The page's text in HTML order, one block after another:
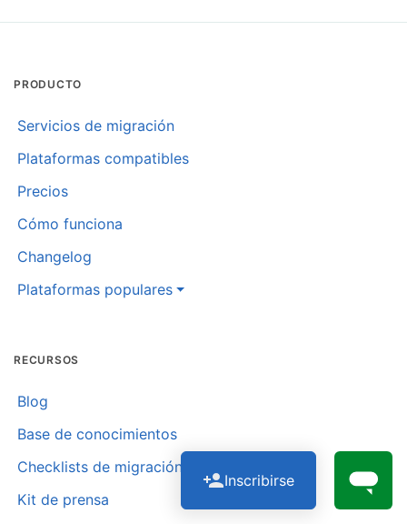
PRODUCTO
Servicios de migración
Plataformas compatibles
Precios
Cómo funciona
Changelog
Plataformas populares
RECURSOS
Blog
Base de conocimientos
Checklists de migración
Kit de prensa
Inscribirse